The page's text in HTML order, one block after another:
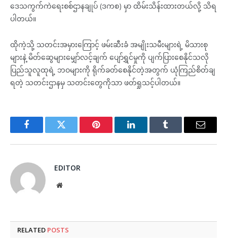
ဒေသကွက်ကဲရေးစစ်ဌာနချုပ် (ဒကစ) မှာ ထိမ်းသိန်းထားတယ်လို့ သိရ
ပါတယ်။
ထိုကဲ့သို့ သတင်းအမှားကြောင့် ဖမ်းဆီးခံ အမျိုးသမီးများရဲ့ မိသားစု
များနဲ့ မိတ်ဆွေများမျှော်လင့်ချက် ပျော်ရွှင်မှုကို ပျက်ပြားစေနိုင်သလို
ပြည်သူလူထုရဲ့ ဘဝများကို ရိုက်ခတ်စေနိုင်တဲ့အတွက် ယုံကြည်စိတ်ချ
ရတဲ့ သတင်းဌာနမှ သတင်းတွေကိုသာ ဖတ်ရှုသင့်ပါတယ်။
FacebookTwitter Pinterest LinkedInTumblr Email
EDITOR
Website
RELATED POSTS